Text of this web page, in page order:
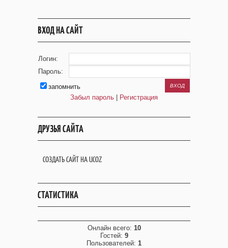
ВХОД НА САЙТ
Логин:
Пароль:
запомнить
Забыл пароль
Регистрация
ДРУЗЬЯ САЙТА
СОЗДАТЬ САЙТ НА UCOZ
СТАТИСТИКА
Онлайн всего: 10
Гостей: 9
Пользователей: 1